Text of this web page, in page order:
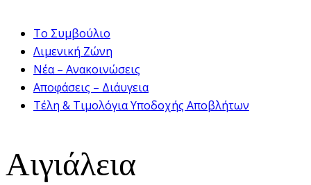
Το Συμβούλιο
Λιμενική Ζώνη
Νέα – Ανακοινώσεις
Αποφάσεις – Διάυγεια
Τέλη & Τιμολόγια Υποδοχής Αποβλήτων
Αιγιάλεια